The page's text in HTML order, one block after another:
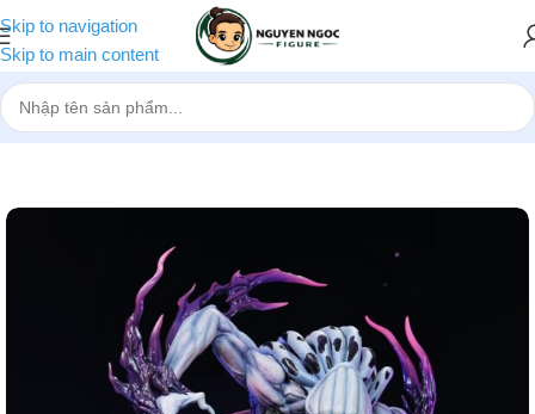
Skip to navigation
Skip to main content
Trang chủ»Cửa hàng»[Pre-order] Mô hình Jujutsu Kaisen